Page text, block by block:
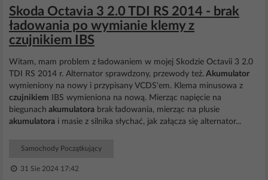
Skoda Octavia 3 2.0 TDI RS 2014 - brak
ładowania po wymianie klemy z
czujnikiem IBS
Witam, mam problem z ładowaniem w mojej Skodzie Octavii 3 2.0
TDI RS 2014 r. Alternator sprawdzony, przewody też. Akumulator
wymieniony na nowy i przypisany VCDS'em. Klema minusowa z
czujnikiem IBS wymieniona na nową. Mierząc napięcie na
biegunach akumulatora brak ładowania, mierząc na plusie
akumulatora i masie z silnika słychać, jak załącza się alternator...
Samochody Początkujący
31 Sie 2024 17:42